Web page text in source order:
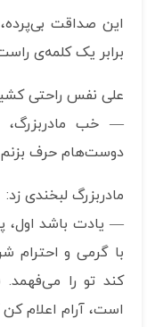
این صداقت
برابر یک کلمه‌ی
علی نفس راحتی
— خب مادربزرگ،
دوست‌‌‌هام حرف
مادربزرگ لبخندی زد:
— یادت باشد اول،
با گرمی و
کند تو را می‌فهمد.
است، آرام اعلام